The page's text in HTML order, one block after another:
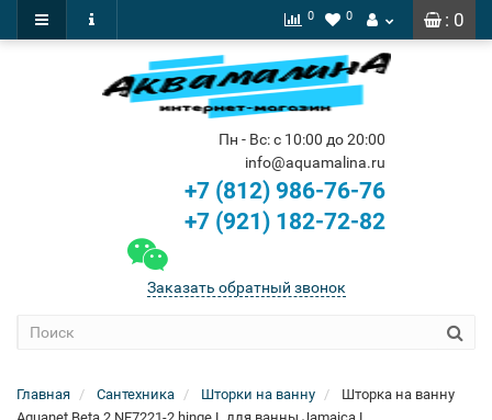
: 0
0 0
Пн - Вс: с 10:00 до 20:00
info@aquamalina.ru
+7 (812) 986-76-76
+7 (921) 182-72-82
Заказать обратный звонок
Главная Сантехника Шторки на ванну
Шторка на ванну